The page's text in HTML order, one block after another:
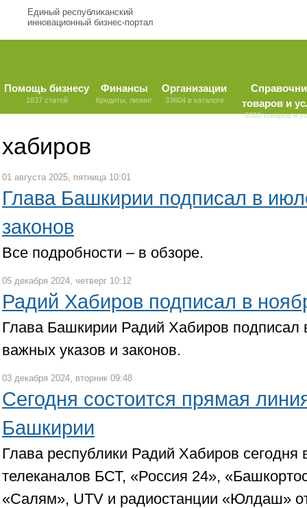
Единый республиканский
инновационный бизнес-портал
Помощь бизнесу
1837 статей
Финансы
Кредиты, лизинг
Организации
33604 в каталоге
товаров и
9580 товаров и
хабиров
01 августа 2025, пятница 10:01
Глава Башкирии подписал в
законов
Все подробности – в обзоре.
05 декабря 2024, четверг 10:12
Радий Хабиров подписал в
Глава Башкирии Радий Хабиров подписал
важных указов и законов.
03 декабря 2024, вторник 09:48
Сегодня состоится прямая
Башкирии
Глава республики Радий Хабиров
телеканалов БСТ, «Россия 24»,
«Салям», UTV и радиостанции «Юлдаш»